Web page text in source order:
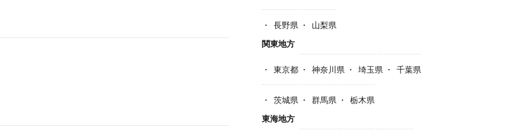
長野県
山梨県
関東地方
東京都 神奈川県 埼玉県 千葉県
茨城県 群馬県
栃木県
東海地方